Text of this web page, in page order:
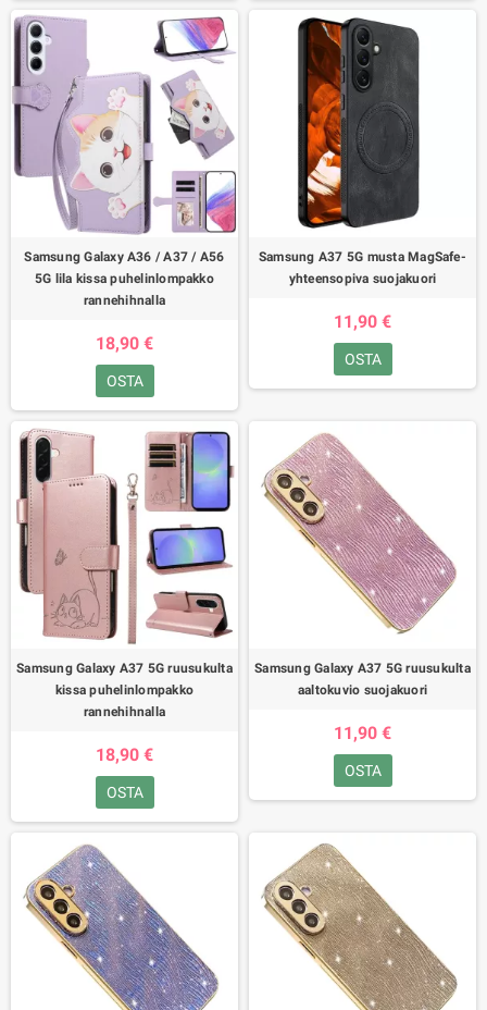
Samsung Galaxy A36 / A37 / A56
5G lila kissa puhelinlompakko
rannehihnalla
18,90 €
OSTA
Samsung A37 5G musta MagSafe-
yhteensopiva suojakuori
11,90 €
OSTA
Samsung Galaxy A37 5G ruusukulta
kissa puhelinlompakko
rannehihnalla
18,90 €
OSTA
Samsung Galaxy A37 5G ruusukulta
aaltokuvio suojakuori
11,90 €
OSTA